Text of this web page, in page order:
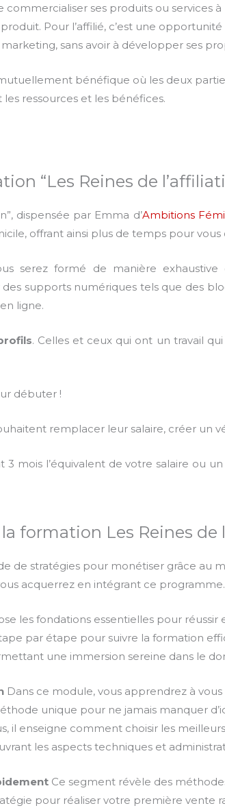
commercialiser ses produits ou services
Pour l’affilié, c’est une
sans avoir à développer ses
bénéfique où les deux
ressources et les bénéfices.
“Les Reines de
dispensée par Emma d’Ambitions
offrant ainsi plus de temps pour
serez formé de manière exhaustive
supports numériques tels que des
ligne.
. Celles et ceux qui ont un travail
débuter !
remplacer leur salaire, créer un
mois l’équivalent de votre salaire ou
formation Les Reines
stratégies pour monétiser grâce au
acquerrez en intégrant ce programme.
les fondations essentielles pour
par étape pour suivre la formation
une immersion sereine dans le
Dans ce module, vous apprendrez à
unique pour ne jamais manquer
il enseigne comment choisir les
les aspects techniques et
Ce segment révèle des
pour réaliser votre première vente